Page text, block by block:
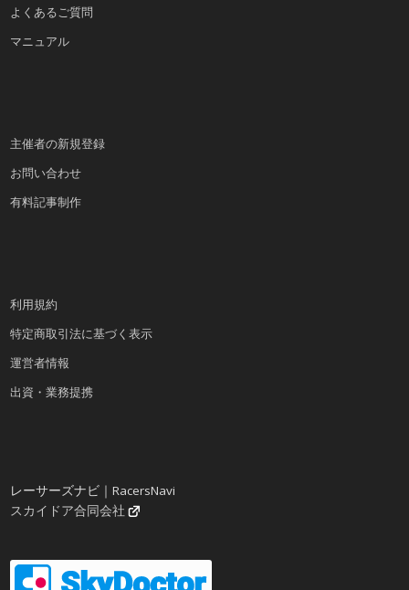
よくあるご質問
マニュアル
主催者の新規登録
お問い合わせ
有料記事制作
利用規約
特定商取引法に基づく表示
運営者情報
出資・業務提携
レーサーズナビ｜RacersNavi
スカイドア合同会社